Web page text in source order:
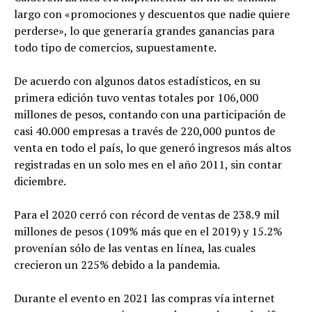
largo con «promociones y descuentos que nadie quiere
perderse», lo que generaría grandes ganancias para
todo tipo de comercios, supuestamente.
De acuerdo con algunos datos estadísticos, en su
primera edición tuvo ventas totales por 106,000
millones de pesos, contando con una participación de
casi 40.000 empresas a través de 220,000 puntos de
venta en todo el país, lo que generó ingresos más altos
registradas en un solo mes en el año 2011, sin contar
diciembre.
Para el 2020 cerró con récord de ventas de 238.9 mil
millones de pesos (109% más que en el 2019) y 15.2%
provenían sólo de las ventas en línea, las cuales
crecieron un 225% debido a la pandemia.
Durante el evento en 2021 las compras vía internet